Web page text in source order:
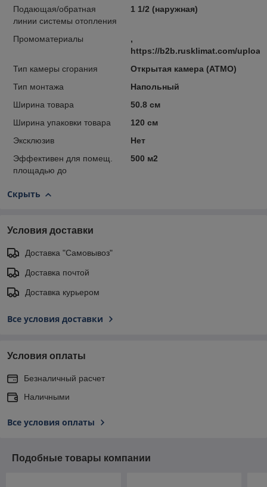
Подающая/обратная
линии системы отопления
1 1/2 (наружная)
Промоматериалы
,
https://b2b.rusklimat.com/
Тип камеры сгорания
Открытая камера (ATMO)
Тип монтажа
Напольный
Ширина товара
50.8 см
Ширина упаковки товара
120 см
Эксклюзив
Нет
Эффективен для помещ.
площадью до
500 м2
Скрыть
Условия доставки
Доставка "Самовывоз"
Доставка почтой
Доставка курьером
Все условия доставки
Условия оплаты
Безналичный расчет
Наличными
Все условия оплаты
Подобные товары компании